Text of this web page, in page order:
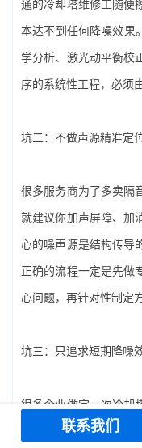
通的冷却塔维修工随便
本达不到任何降噪效果
学分析、激光动平衡校
序的系统性工程，必须
坑二：不做声源精准定
很多服务商为了多卖隔
就建议你加声屏障、加
心的噪声源是结构传导
正确的流程一定是先做
心问题，再针对性制定
坑三：只追求短期降噪
很多企业做完一次‌冷却
续的常态化维护，结
联系我们